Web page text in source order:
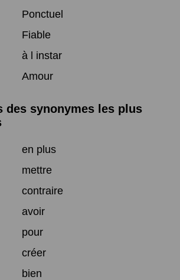
Ponctuel
Fiable
à l instar
Amour
des synonymes les plus
en plus
mettre
contraire
avoir
pour
créer
bien